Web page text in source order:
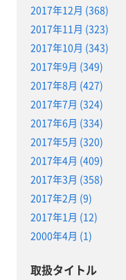
2017年12月 (368)
2017年11月 (323)
2017年10月 (343)
2017年9月 (349)
2017年8月 (427)
2017年7月 (324)
2017年6月 (334)
2017年5月 (320)
2017年4月 (409)
2017年3月 (358)
2017年2月 (9)
2017年1月 (12)
2000年4月 (1)
取扱タイトル